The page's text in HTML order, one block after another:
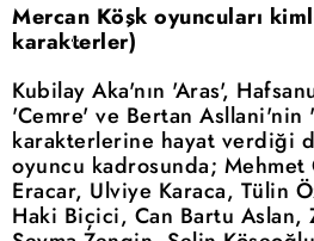
Mercan Köşk oyuncuları
karakterler)
Kubilay Aka'nın 'Aras',
'Cemre' ve Bertan Asllani'nin
karakterlerine hayat verdiği
oyuncu kadrosunda; Mehmet
Eracar, Ulviye Karaca, Tülin
Haki Biçici, Can Bartu Aslan,